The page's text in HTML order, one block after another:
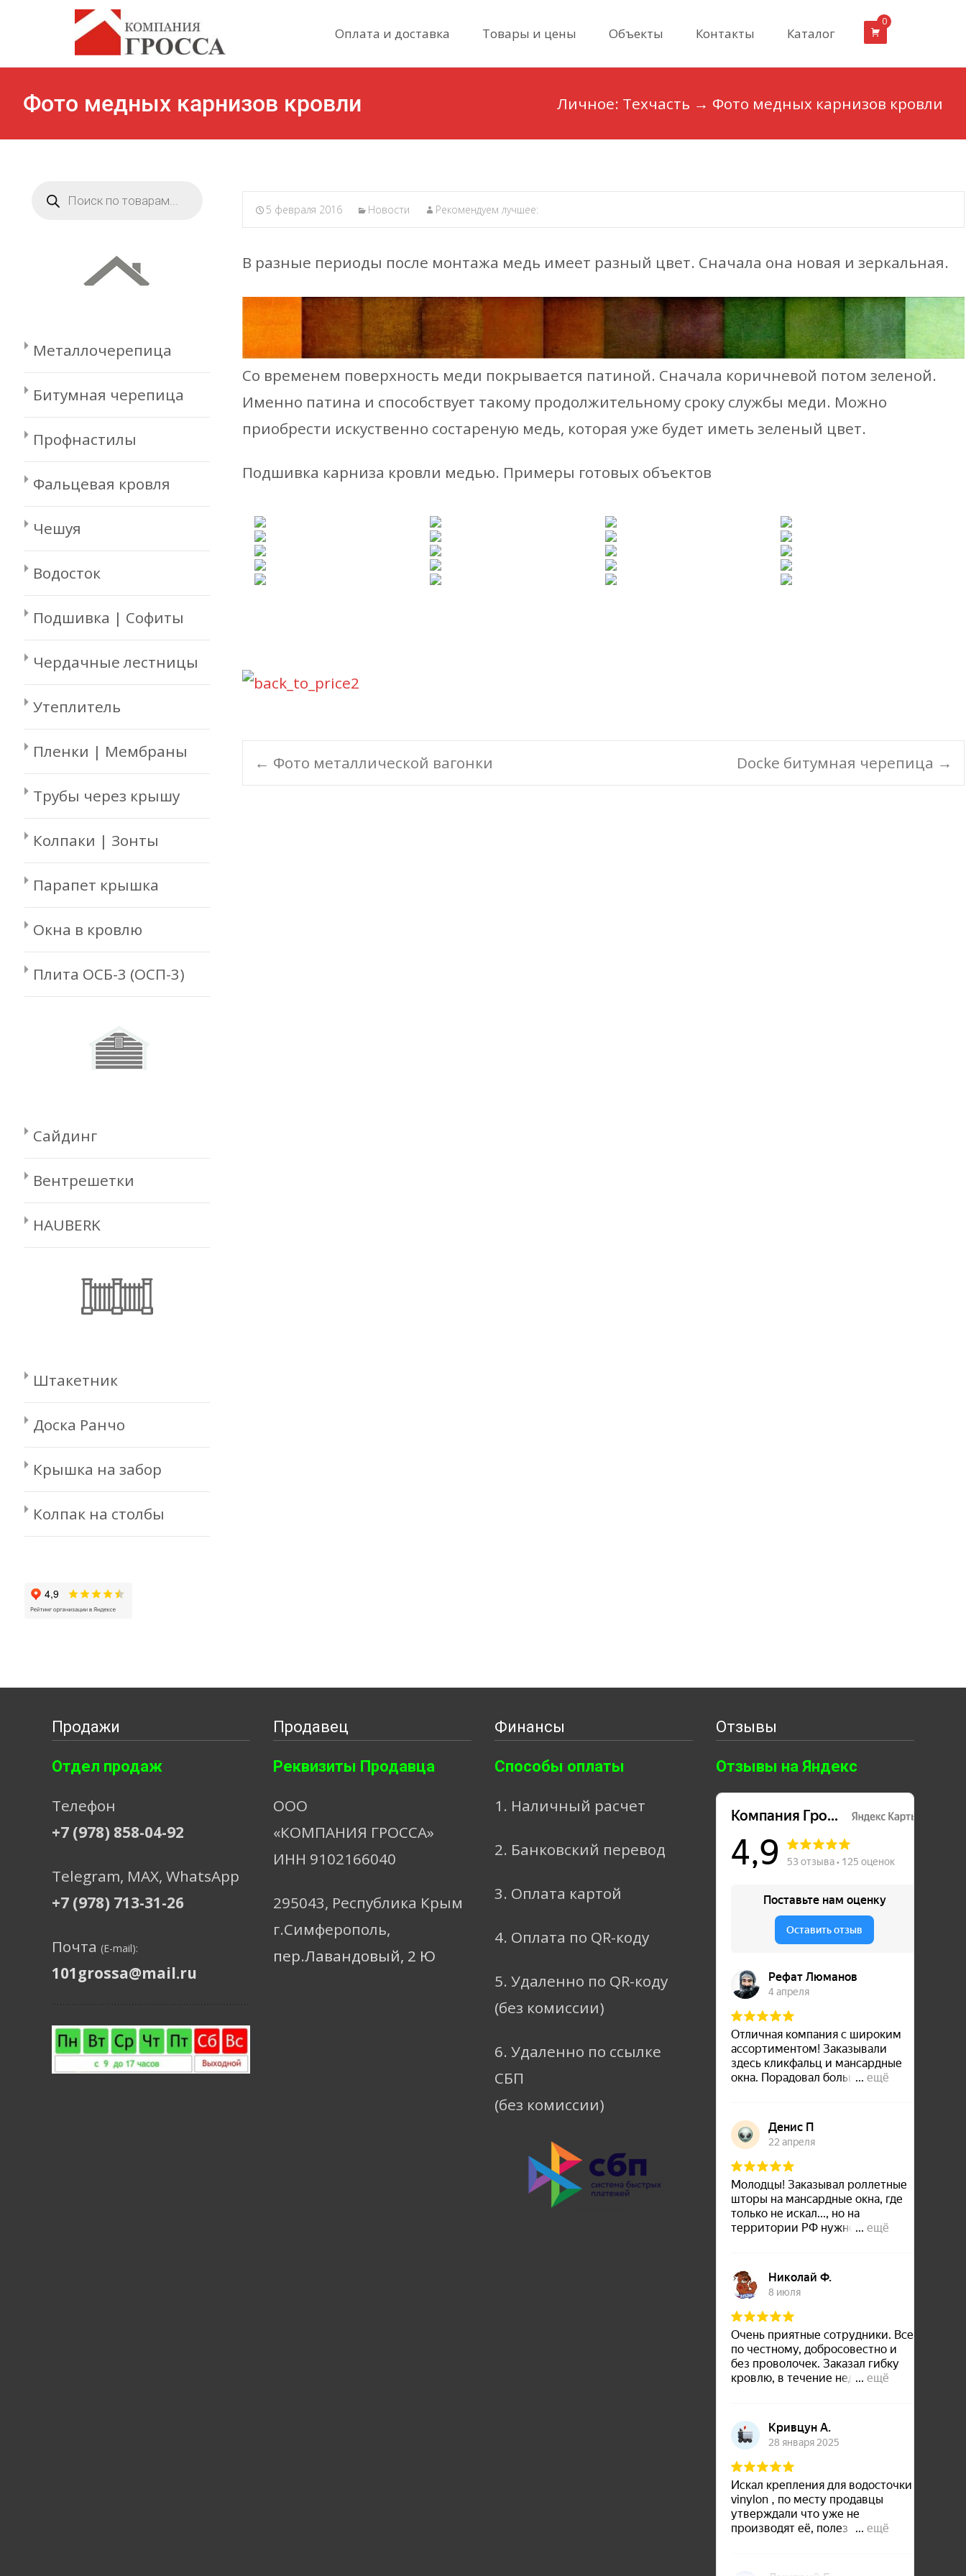
content
Оплата и доставка Товары и цены Объекты Контакты Каталог
0
Фото медных карнизов кровли Личное: Техчасть → Фото медных карнизов кровли
5 февраля 2016 Новости Рекомендуем лучшее:
В разные периоды после монтажа медь имеет разный цвет. Сначала она новая и зеркальная.
Со временем поверхность меди покрывается патиной. Сначала коричневой потом зеленой.
Именно патина и способствует такому продолжительному сроку службы меди. Можно
приобрести искуственно состареную медь, которая уже будет иметь зеленый цвет.
Подшивка карниза кровли медью. Примеры готовых объектов
Post
navigation
← Фото металлической вагонки Docke битумная черепица →
товаров
Металлочерепица
Битумная черепица
Профнастилы
Фальцевая кровля
Чешуя
Водосток
Подшивка | Софиты
Чердачные лестницы
Утеплитель
Пленки | Мембраны
Трубы через крышу
Колпаки | Зонты
Парапет крышка
Окна в кровлю
Плита ОСБ-3 (ОСП-3)
Сайдинг
Вентрешетки
HAUBERK
Штакетник
Доска Ранчо
Крышка на забор
Колпак на столбы
Продажи
Отдел продаж
Телефон
+7 (978) 858-04-92
Telegram, МАХ, WhatsApp
+7 (978) 713-31-26
Почта (E-mail):
101grossa@mail.ru
Продавец
Реквизиты Продавца
ООО
«КОМПАНИЯ ГРОССА»
ИНН 9102166040
295043, Республика Крым
г.Симферополь,
пер.Лавандовый, 2 Ю
Финансы
Способы оплаты
1. Наличный расчет
2. Банковский перевод
3. Оплата картой
4. Оплата по QR-коду
5. Удаленно по QR-коду
(без комиссии)
6. Удаленно по ссылке
СБП
(без комиссии)
Отзывы
Отзывы на Яндекс